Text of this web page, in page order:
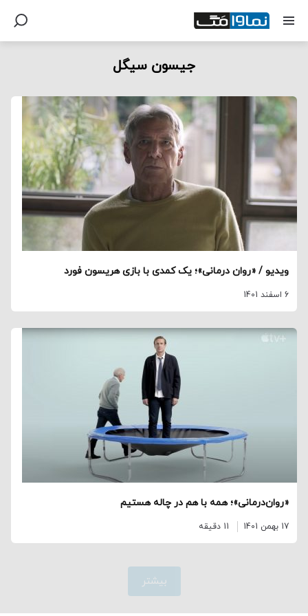
جیسون سیگل
ویدیو / «روان درمانی»؛ یک کمدی با بازی هریسون فورد
6 اسفند 1401
«روان‌درمانی»؛ همه با هم در چاله هستیم
17 بهمن 1401 11 دقیقه
بیشتر